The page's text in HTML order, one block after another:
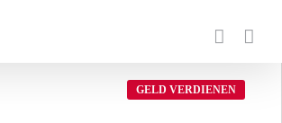
GELD VERDIENEN